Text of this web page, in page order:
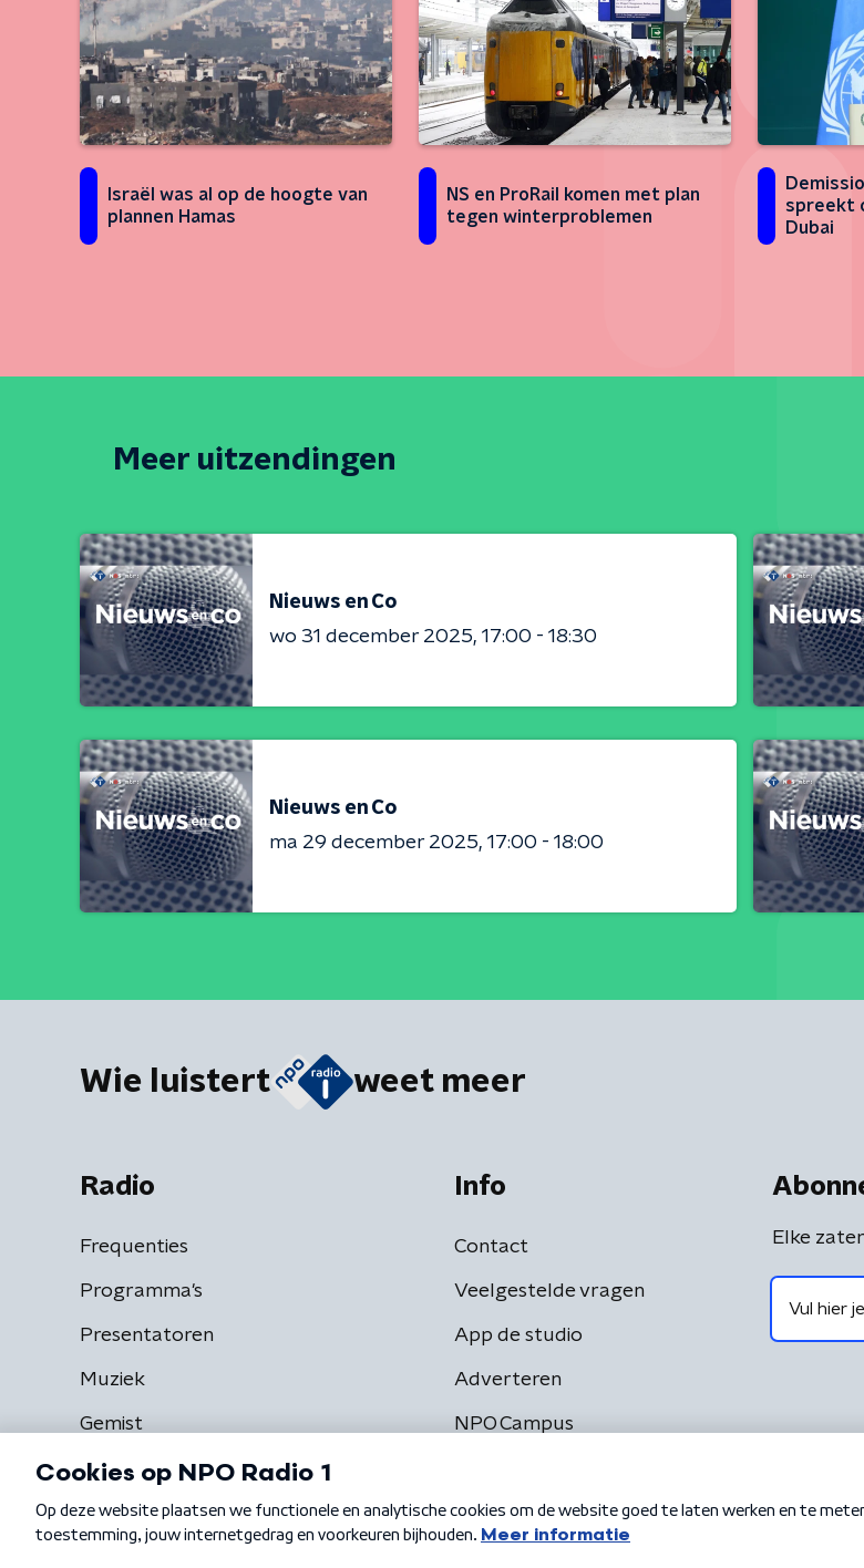
Israël was al op de hoogte van
plannen Hamas
NS en ProRail komen met plan
tegen winterproblemen
spreekt
Dubai
Meer uitzendingen
Nieuws en Co
wo 31 december 2025 17:00 - 18:30
Nieuws en Co
ma 29 december 2025 17:00 - 18:00
Wie luistert weet meer
Radio
Frequenties
Programma's
Presentatoren
Muziek
Gemist
Info
Contact
Veelgestelde vragen
App de studio
Adverteren
NPO Campus
Elke
Algemene voorwaarden Privacybeleid